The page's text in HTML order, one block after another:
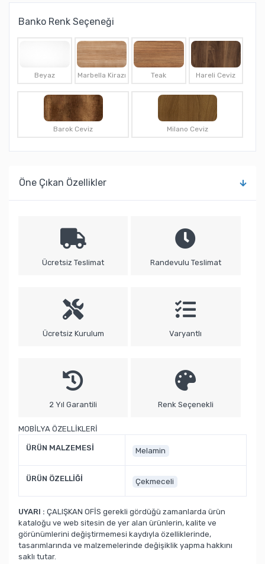
Banko Renk Seçeneği
Beyaz Marbella Kirazı Teak Hareli Ceviz
Barok Ceviz Milano Ceviz
Öne Çıkan Özellikler
Ücretsiz Teslimat Randevulu Teslimat
Ücretsiz Kurulum Varyantlı
2 Yıl Garantili Renk Seçenekli
MOBİLYA ÖZELLİKLERİ
ÜRÜN MALZEMESİ Melamin
ÜRÜN ÖZELLİĞİ Çekmeceli
UYARI : ÇALIŞKAN OFİS gerekli gördüğü zamanlarda ürün
kataloğu ve web sitesin de yer alan ürünlerin, kalite ve
görünümlerini değiştirmemesi kaydıyla özelliklerinde,
tasarımlarında ve malzemelerinde değişiklik yapma hakkını
saklı tutar.